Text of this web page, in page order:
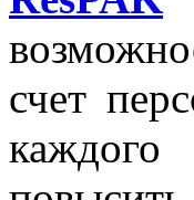
счет
каждого